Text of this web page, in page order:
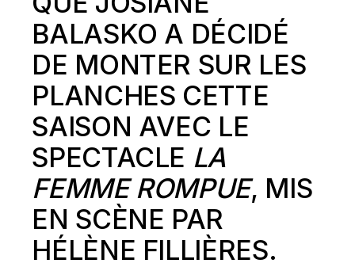
BALASKO A DÉCIDÉ
DE MONTER SUR LES
PLANCHES CETTE
SAISON AVEC LE
SPECTACLE LA
FEMME ROMPUE, MIS
EN SCÈNE PAR
HÉLÈNE FILLIÈRES.